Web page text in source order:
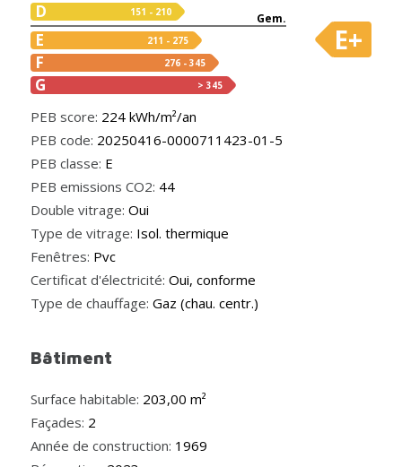
D 151 - 210 Gem.
E 211 - 275
F 276 - 345
G > 345
E+
PEB score: 224 kWh/m²/an
PEB code: 20250416-0000711423-01-5
PEB classe: E
PEB emissions CO2: 44
Double vitrage: Oui
Type de vitrage: Isol. thermique
Fenêtres: Pvc
Certificat d'électricité: Oui, conforme
Type de chauffage: Gaz (chau. centr.)
Bâtiment
Surface habitable: 203,00 m²
Façades: 2
Année de construction: 1969